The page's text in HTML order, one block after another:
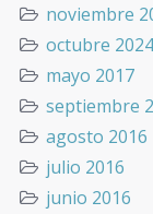
noviembre
octubre 2024
mayo 2017
septiembre
agosto 2016
julio 2016
junio 2016